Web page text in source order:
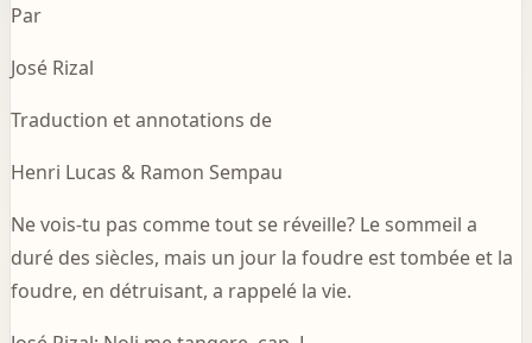
Par
José Rizal
Traduction et annotations de
Henri Lucas & Ramon Sempau
Ne vois-tu pas comme tout se réveille? Le sommeil a
duré des siècles, mais un jour la foudre est tombée et la
foudre, en détruisant, a rappelé la vie.